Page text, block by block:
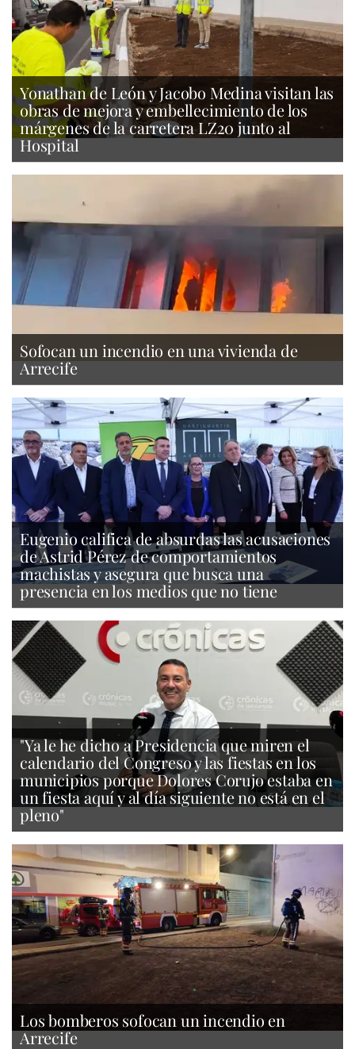
Yonathan de León y Jacobo Medina visitan las
obras de mejora y embellecimiento de los
márgenes de la carretera LZ20 junto al
Hospital
Sofocan un incendio en una vivienda de
Arrecife
Eugenio califica de absurdas las acusaciones
de Astrid Pérez de comportamientos
machistas y asegura que busca una
presencia en los medios que no tiene
"Ya le he dicho a Presidencia que miren el
calendario del Congreso y las fiestas en los
municipios porque Dolores Corujo estaba en
un fiesta aquí y al día siguiente no está en el
pleno"
Los bomberos sofocan un incendio en
Arrecife